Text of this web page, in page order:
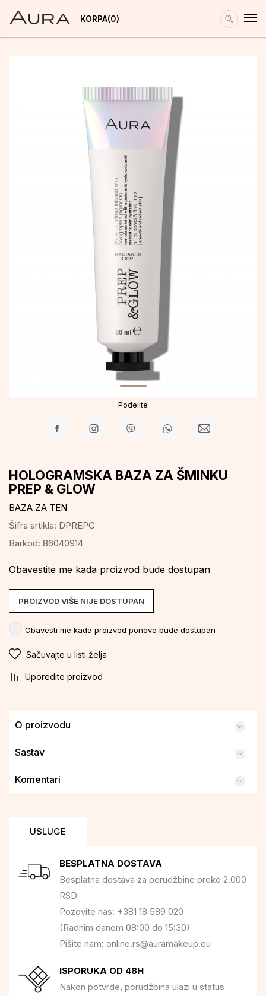
KORPA 0
Podelite
HOLOGRAMSKA BAZA ZA ŠMINKU
PREP & GLOW
BAZA ZA TEN
Šifra artikla: DPREPG
Barkod: 86040914
Obavestite me kada proizvod bude dostupan
PROIZVOD VIŠE NIJE DOSTUPAN
Obavesti me kada proizvod ponovo bude dostupan
Sačuvajte u listi želja
Uporedite proizvod
O proizvodu
Sastav
Komentari
USLUGE
BESPLATNA DOSTAVA
Besplatna dostava za porudžbine preko 2.000
RSD
Pozovite nas: +381 18 589 020
(Radnim danom 08:00 do 15:30)
Pišite nam: online.rs@auramakeup.eu
ISPORUKA OD 48H
Nakon potvrde, porudžbina ulazi u status